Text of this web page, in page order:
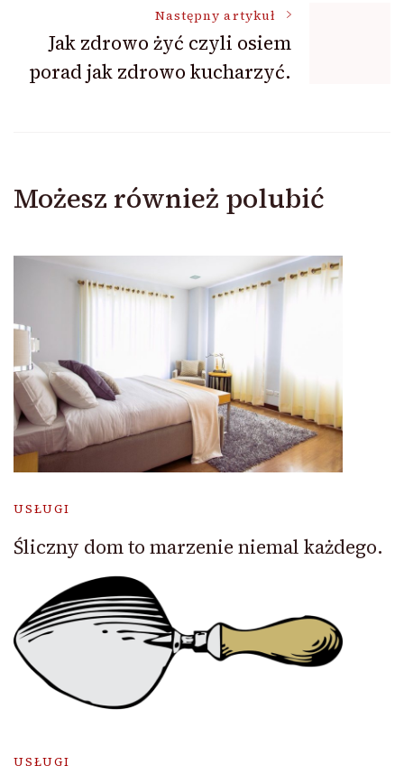
Następny artykuł
Jak zdrowo żyć czyli osiem
porad jak zdrowo kucharzyć.
Możesz również polubić
USŁUGI
Śliczny dom to marzenie niemal każdego.
USŁUGI